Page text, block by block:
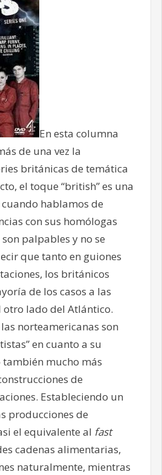
En esta columna
de una vez la
británicas de temática
el toque “british” es una
hablamos de
con sus homólogas
palpables y no se
que tanto en guiones
los británicos
de los casos a las
otro lado del Atlántico.
norteamericanas son
en cuanto a su
mucho más
de
Estableciendo un
producciones de
el equivalente al fast
cadenas alimentarias,
naturalmente, mientras